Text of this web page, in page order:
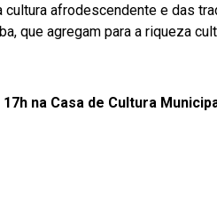
afrodescendente e das
que agregam para a riqueza
na Casa de Cultura